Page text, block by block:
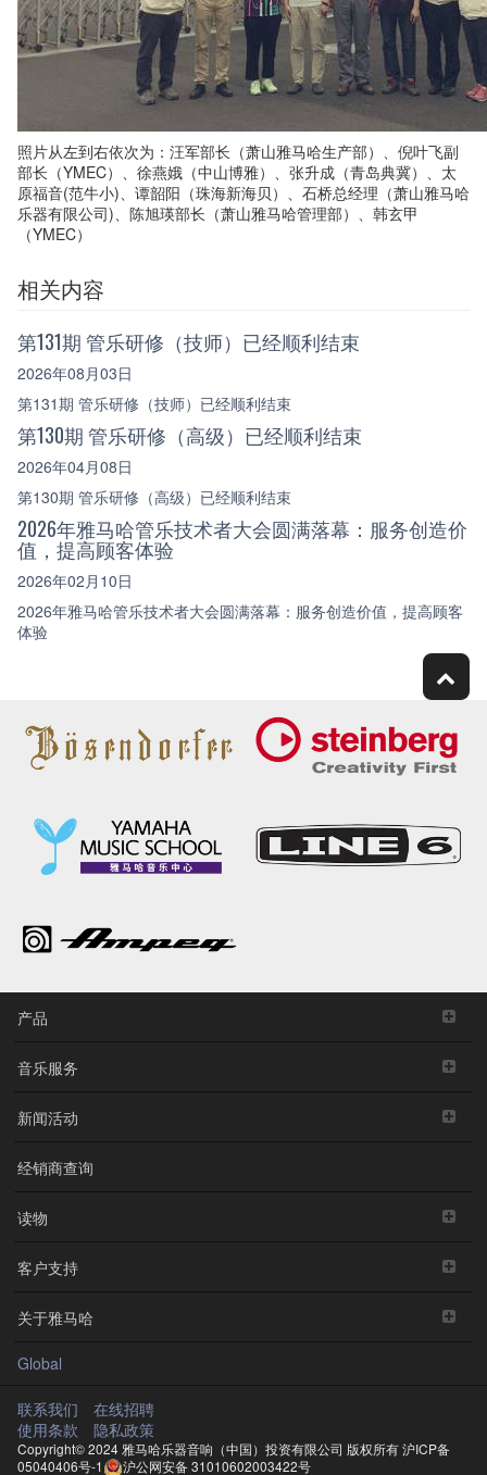
照片从左到右依次为：汪军部长（萧山雅马哈生产部）、倪叶飞副
部长（YMEC）、徐燕娥（中山博雅）、张升成（青岛典冀）、太
原福音(范牛小)、谭韶阳（珠海新海贝）、石桥总经理（萧山雅马哈
乐器有限公司)、陈旭瑛部长（萧山雅马哈管理部）、韩玄甲
（YMEC）
相关内容
第131期 管乐研修（技师）已经顺利结束
2026年08月03日
第131期 管乐研修（技师）已经顺利结束
第130期 管乐研修（高级）已经顺利结束
2026年04月08日
第130期 管乐研修（高级）已经顺利结束
2026年雅马哈管乐技术者大会圆满落幕：服务创造价
值，提高顾客体验
2026年02月10日
2026年雅马哈管乐技术者大会圆满落幕：服务创造价值，提高顾客
体验
产品
音乐服务
新闻活动
经销商查询
读物
客户支持
关于雅马哈
Global
联系我们
在线招聘
使用条款
隐私政策
Copyright© 2024 雅马哈乐器音响（中国）投资有限公司 版权所有沪ICP备
05040406号-1
沪公网安备 31010602003422号